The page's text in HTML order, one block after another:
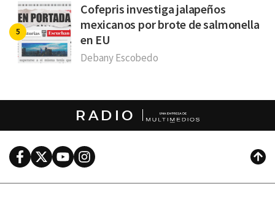
Cofepris investiga jalapeños
mexicanos por brote de salmonella
en EU
Debany Escobedo
RADIO
FacebookTwitterYoutubeInstagram